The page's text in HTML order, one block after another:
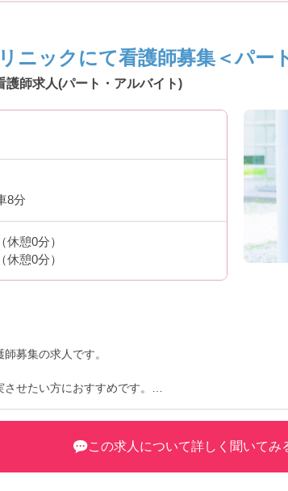
ニックにて看護師募集＜パー
護師求人(パート・アルバイト)
8分
憩0分）
憩0分）
募集の求人です。
せたい方におすすめです。
さい。
この求人について詳しく聞いてみ